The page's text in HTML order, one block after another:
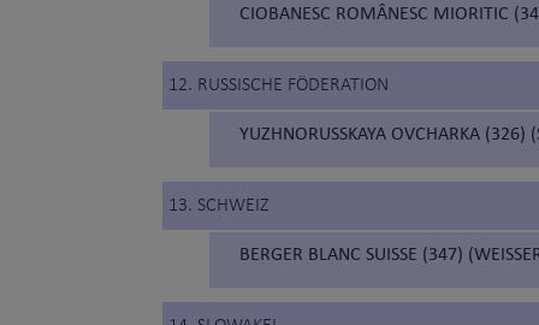
CIOBANESC ROMÂNESC MIORITIC
12. RUSSISCHE FÖDERATION
YUZHNORUSSKAYA OVCHARKA (326)
13. SCHWEIZ
BERGER BLANC SUISSE (347)